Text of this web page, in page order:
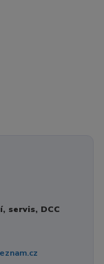
servis, DCC